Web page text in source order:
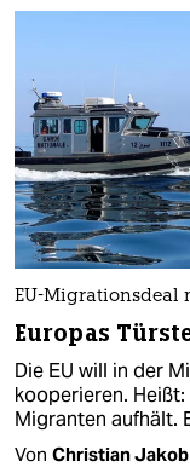
EU-Migrationsdeal
Europas
Die EU will in der
kooperieren.
Migranten aufhält.
Von Christian Jakob